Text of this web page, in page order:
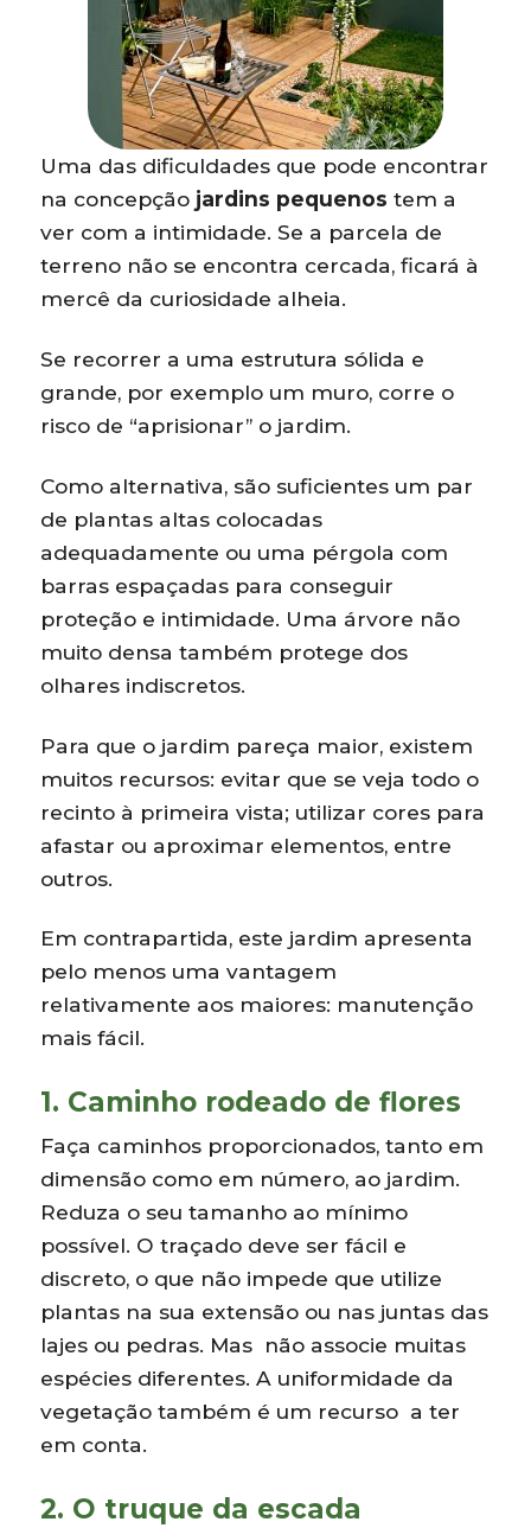
Uma das dificuldades que pode encontrar
na concepção jardins pequenos tem a
ver com a intimidade. Se a parcela de
terreno não se encontra cercada, ficará à
mercê da curiosidade alheia.
Se recorrer a uma estrutura sólida e
grande, por exemplo um muro, corre o
risco de “aprisionar” o jardim.
Como alternativa, são suficientes um par
de plantas altas colocadas
adequadamente ou uma pérgola com
barras espaçadas para conseguir
proteção e intimidade. Uma árvore não
muito densa também protege dos
olhares indiscretos.
Para que o jardim pareça maior, existem
muitos recursos: evitar que se veja todo o
recinto à primeira vista; utilizar cores para
afastar ou aproximar elementos, entre
outros.
Em contrapartida, este jardim apresenta
pelo menos uma vantagem
relativamente aos maiores: manutenção
mais fácil.
1. Caminho rodeado de flores
Faça caminhos proporcionados, tanto em
dimensão como em número, ao jardim.
Reduza o seu tamanho ao mínimo
possível. O traçado deve ser fácil e
discreto, o que não impede que utilize
plantas na sua extensão ou nas juntas das
lajes ou pedras. Mas não associe muitas
espécies diferentes. A uniformidade da
vegetação também é um recurso a ter
em conta.
2. O truque da escada